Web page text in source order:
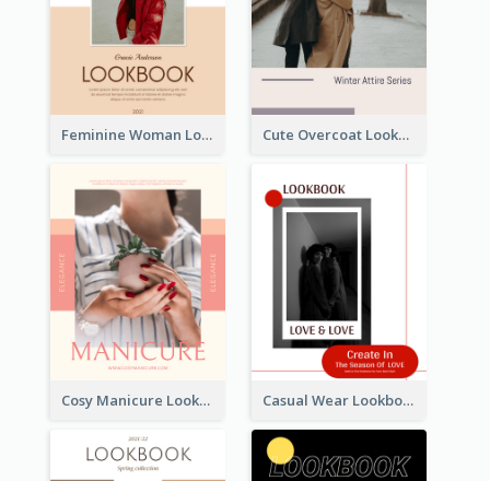
Feminine Woman Lookbook Cute Overcoat Lookbook
Cosy Manicure Lookbook Casual Wear Lookbook